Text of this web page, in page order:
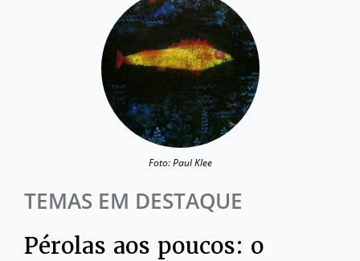
Foto: Paul Klee
TEMAS EM DESTAQUE
Pérolas aos poucos: o